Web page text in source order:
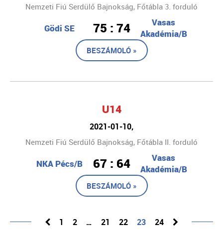
Nemzeti Fiú Serdülő Bajnokság, Főtábla 3. forduló
Gödi SE 75 : 74
Vasas
Akadémia/B
BESZÁMOLÓ »
U14
2021-01-10,
Nemzeti Fiú Serdülő Bajnokság, Főtábla II. forduló
NKA Pécs/B 67 : 64
Vasas
Akadémia/B
BESZÁMOLÓ »
1 2 … 21 22 23 24